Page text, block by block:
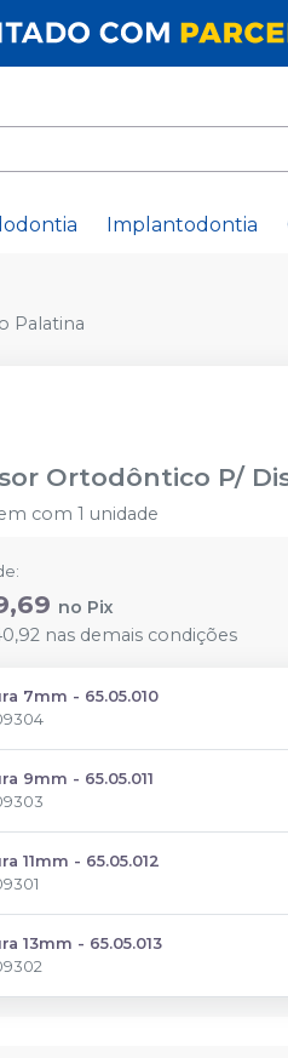
Implantodontia
Palatina
Ortodôntico P/
com 1 unidade
no Pix
nas demais condições
7mm - 65.05.010
9mm - 65.05.011
11mm - 65.05.012
13mm - 65.05.013